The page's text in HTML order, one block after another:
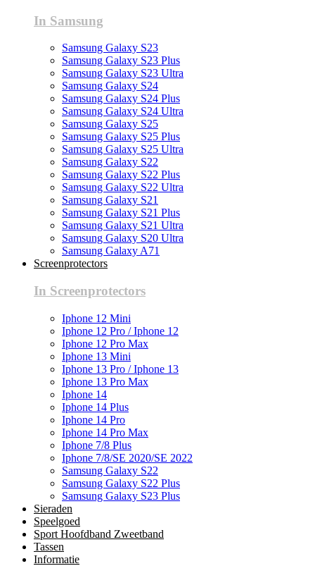
In Samsung
Samsung Galaxy S23
Samsung Galaxy S23 Plus
Samsung Galaxy S23 Ultra
Samsung Galaxy S24
Samsung Galaxy S24 Plus
Samsung Galaxy S24 Ultra
Samsung Galaxy S25
Samsung Galaxy S25 Plus
Samsung Galaxy S25 Ultra
Samsung Galaxy S22
Samsung Galaxy S22 Plus
Samsung Galaxy S22 Ultra
Samsung Galaxy S21
Samsung Galaxy S21 Plus
Samsung Galaxy S21 Ultra
Samsung Galaxy S20 Ultra
Samsung Galaxy A71
Screenprotectors
In Screenprotectors
Iphone 12 Mini
Iphone 12 Pro / Iphone 12
Iphone 12 Pro Max
Iphone 13 Mini
Iphone 13 Pro / Iphone 13
Iphone 13 Pro Max
Iphone 14
Iphone 14 Plus
Iphone 14 Pro
Iphone 14 Pro Max
Iphone 7/8 Plus
Iphone 7/8/SE 2020/SE 2022
Samsung Galaxy S22
Samsung Galaxy S22 Plus
Samsung Galaxy S23 Plus
Sieraden
Speelgoed
Sport Hoofdband Zweetband
Tassen
Informatie